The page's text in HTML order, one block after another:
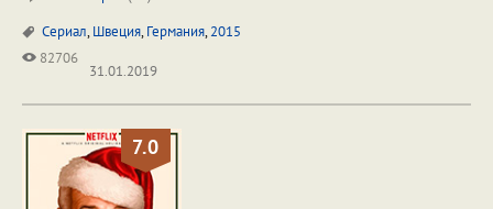
Сериал,Швеция,Германия,2015
82706
31.01.2019
7.0